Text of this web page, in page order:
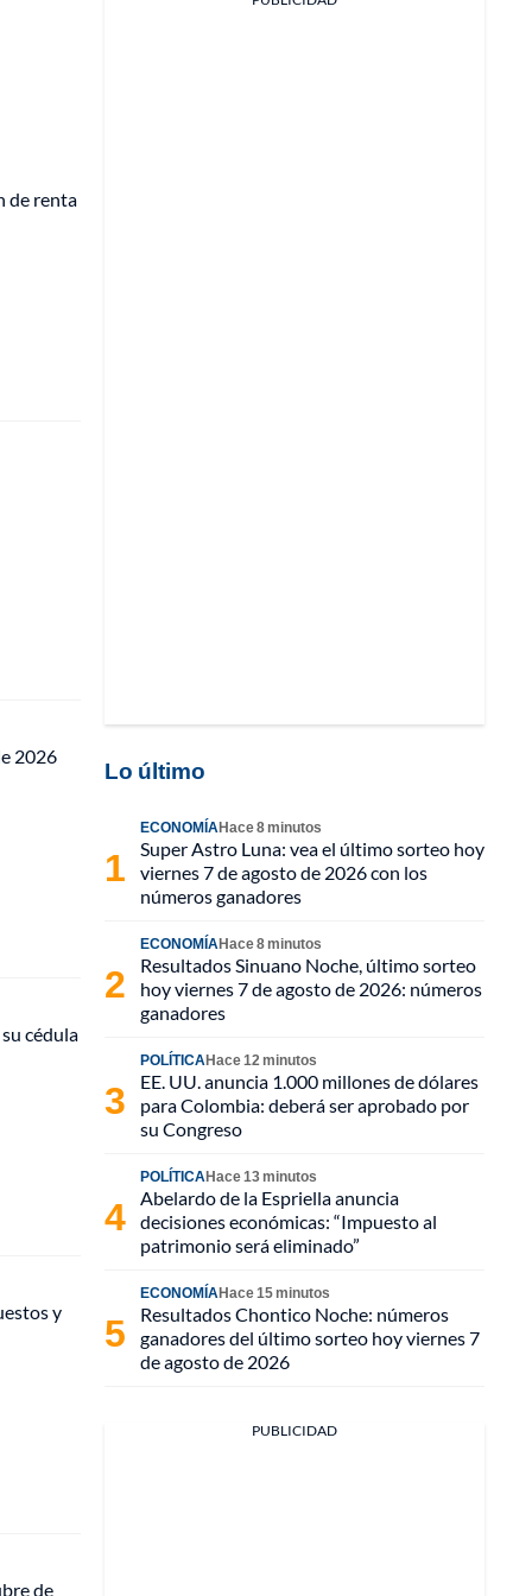
de renta
2026
cédula
y
de
Lo último
ECONOMÍAHace 8 minutos
Super Astro Luna: vea el último sorteo hoy
viernes 7 de agosto de 2026 con los
números ganadores
ECONOMÍAHace 8 minutos
Resultados Sinuano Noche, último sorteo
hoy viernes 7 de agosto de 2026: números
ganadores
POLÍTICAHace 12 minutos
EE. UU. anuncia 1.000 millones de dólares
para Colombia: deberá ser aprobado por
su Congreso
POLÍTICAHace 13 minutos
Abelardo de la Espriella anuncia
decisiones económicas: “Impuesto al
patrimonio será eliminado”
ECONOMÍAHace 15 minutos
Resultados Chontico Noche: números
ganadores del último sorteo hoy viernes 7
de agosto de 2026
PUBLICIDAD